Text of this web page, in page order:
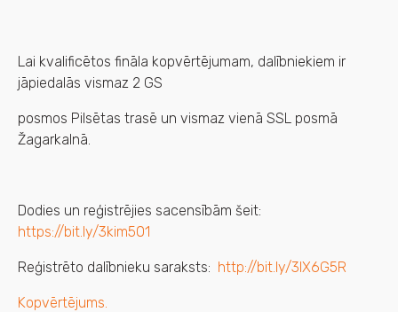
Lai kvalificētos fināla kopvērtējumam, dalībniekiem ir
jāpiedalās vismaz 2 GS
posmos Pilsētas trasē un vismaz vienā SSL posmā
Žagarkalnā.
Dodies un reģistrējies sacensībām šeit:
https://bit.ly/3kim501
Reģistrēto dalībnieku saraksts: http://bit.ly/3lX6G5R
Kopvērtējums.